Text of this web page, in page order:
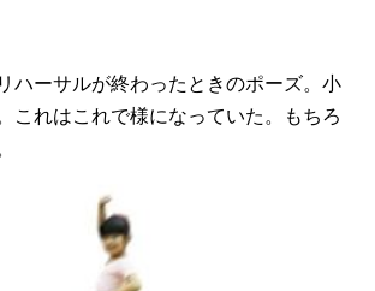
ハーサルが終わったときのポーズ。小
これはこれで様になっていた。もちろ